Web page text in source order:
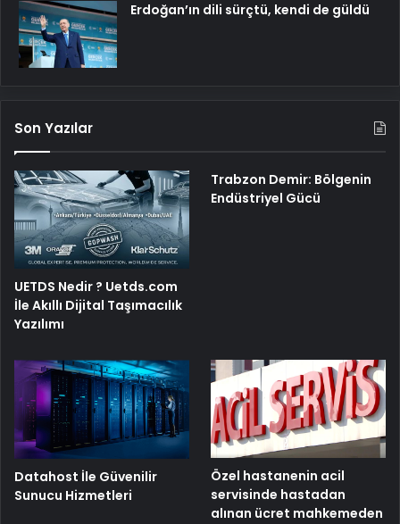
Erdoğan’ın dili sürçtü, kendi de güldü
Son Yazılar
UETDS Nedir ? Uetds.com
İle Akıllı Dijital Taşımacılık
Yazılımı
Trabzon Demir: Bölgenin
Endüstriyel Gücü
Datahost İle Güvenilir
Sunucu Hizmetleri
Özel hastanenin acil
servisinde hastadan
alınan ücret mahkemeden